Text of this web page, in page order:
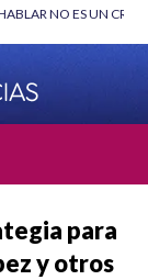
CORAL |
para
y otros